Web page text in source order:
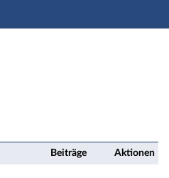
- Forum
Beiträge Aktionen